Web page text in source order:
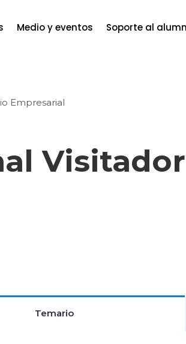
Medio y eventos Soporte al
Empresarial
Temario